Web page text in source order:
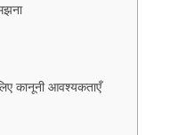
कानूनी आवश्यकताएँ